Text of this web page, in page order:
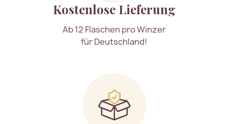
Kostenlose Lieferung
Ab 12 Flaschen pro Winzer
für Deutschland!